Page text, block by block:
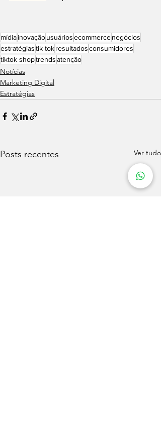
mídiainovaçãousuáriosecommercenegócios
estratégiastik tokresultadosconsumidores
tiktok shoptrendsatenção
Notícias
Marketing Digital
Estratégias
Posts recentes Ver tudo